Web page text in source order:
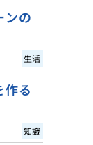
ンの
生活
作る
知識